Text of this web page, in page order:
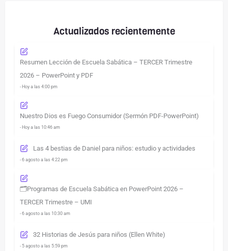
Actualizados recientemente
Resumen Lección de Escuela Sabática – TERCER Trimestre
2026 – PowerPoint y PDF
- Hoy a las 4:00 pm
Nuestro Dios es Fuego Consumidor (Sermón PDF-PowerPoint)
- Hoy a las 10:46 am
Las 4 bestias de Daniel para niños: estudio y actividades
- 6 agosto a las 4:22 pm
🗂️Programas de Escuela Sabática en PowerPoint 2026 –
TERCER Trimestre – UMI
- 6 agosto a las 10:30 am
32 Historias de Jesús para niños (Ellen White)
- 5 agosto a las 5:59 pm